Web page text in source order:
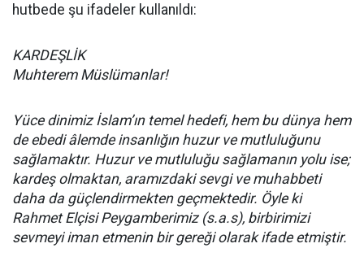
hutbede şu ifadeler kullanıldı:
KARDEŞLİK
Muhterem Müslümanlar!
Yüce dinimiz İslam’ın temel hedefi, hem bu dünya hem
de ebedi âlemde insanlığın huzur ve mutluluğunu
sağlamaktır. Huzur ve mutluluğu sağlamanın yolu ise;
kardeş olmaktan, aramızdaki sevgi ve muhabbeti
daha da güçlendirmekten geçmektedir. Öyle ki
Rahmet Elçisi Peygamberimiz (s.a.s), birbirimizi
sevmeyi iman etmenin bir gereği olarak ifade etmiştir.